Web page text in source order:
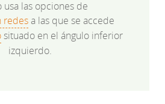
usa las opciones de
redesa las que se accede
situado en el ángulo inferior
izquierdo.